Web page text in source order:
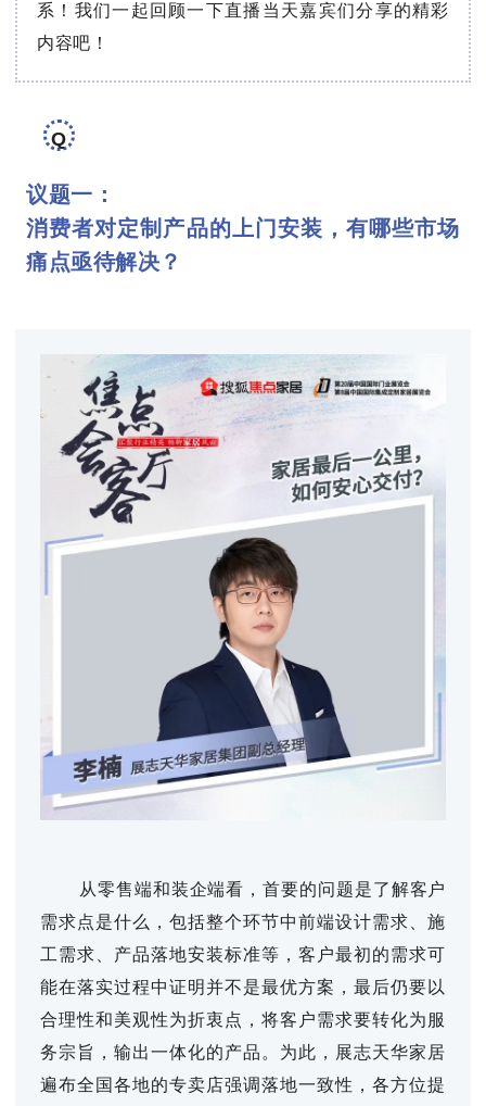
系！我们一起回顾一下直播当天嘉宾们分享的精彩
内容吧！
Q
议题一：
消费者对定制产品的上门安装，有哪些市场
痛点亟待解决？
从零售端和装企端看，首要的问题是了解客户
需求点是什么，包括整个环节中前端设计需求、施
工需求、产品落地安装标准等，客户最初的需求可
能在落实过程中证明并不是最优方案，最后仍要以
合理性和美观性为折衷点，将客户需求要转化为服
务宗旨，输出一体化的产品。为此，展志天华家居
遍布全国各地的专卖店强调落地一致性，各方位提